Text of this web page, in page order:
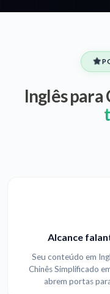
Inglês
Alcance
Seu conteúdo em
Chinês Simplificado
abrem portas